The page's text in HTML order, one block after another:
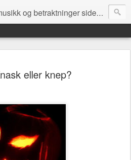
og betraktninger siden 2008
eller knep?